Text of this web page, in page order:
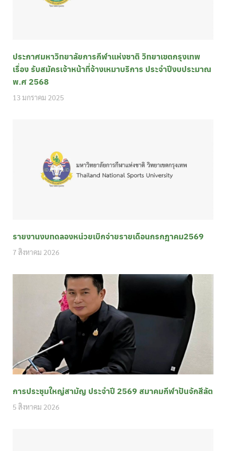
ประกาศมหาวิทยาลัยการกีฬาแห่งชาติ วิทยาเขตกรุงเทพ
เรื่อง รับสมัครเจ้าหน้าที่จ้างเหมาบริการ ประจำปีงบประมาณ
พ.ศ 2568
13 มกราคม 2025
รายงานงบทดลองหน่วยเบิกจ่ายรายเดือนกรกฎาคม2569
7 สิงหาคม 2026
การประชุมใหญ่สามัญ ประจำปี 2569 สมาคมกีฬาปันจักสีลัต
5 สิงหาคม 2026